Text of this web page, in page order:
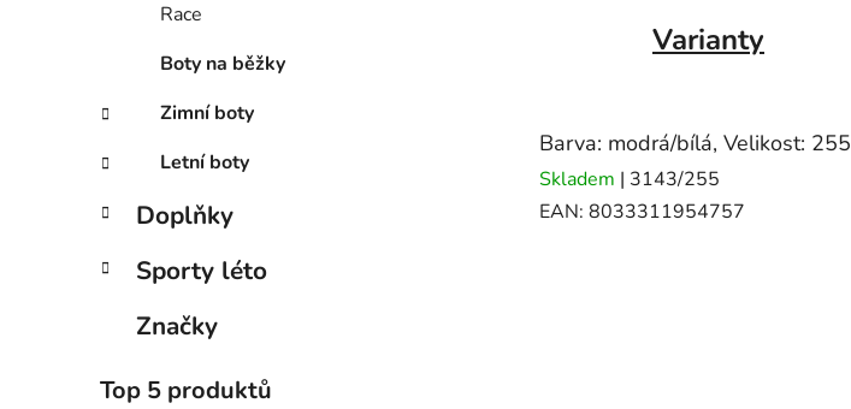
Race
Boty na běžky
Zimní boty
Letní boty
Doplňky
Sporty léto
Značky
Top 5 produktů
Varianty
Barva: modrá/bílá, Velikost: 255
Skladem | 3143/255
EAN: 8033311954757